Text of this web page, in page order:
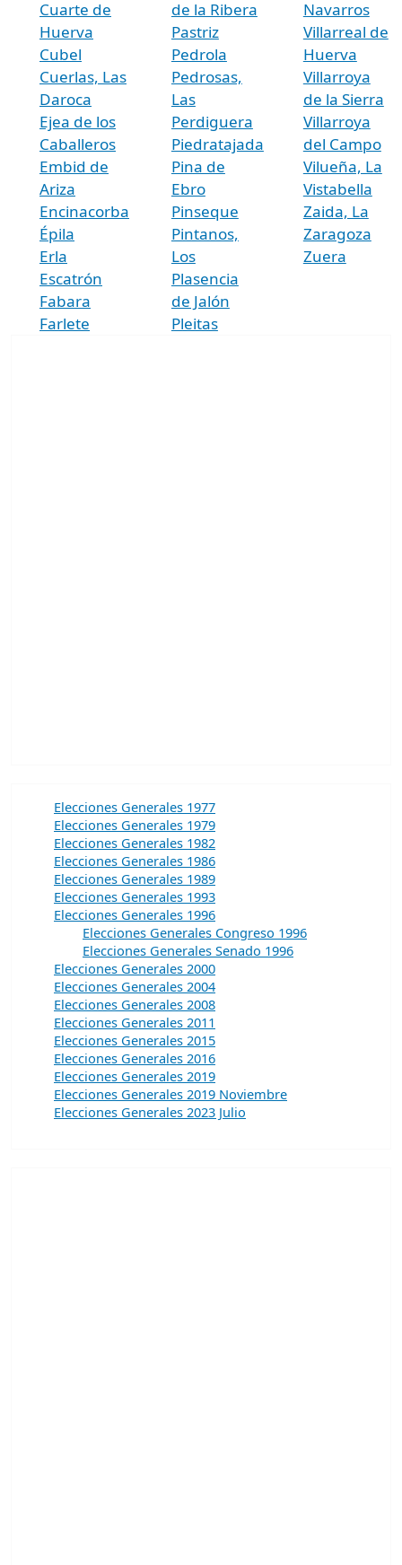
Cuarte de
Huerva
Cubel
Cuerlas, Las
Daroca
Ejea de los
Caballeros
Embid de
Ariza
Encinacorba
Épila
Erla
Escatrón
Fabara
Farlete
de la Ribera
Pastriz
Pedrola
Pedrosas,
Las
Perdiguera
Piedratajada
Pina de
Ebro
Pinseque
Pintanos,
Los
Plasencia
de Jalón
Pleitas
Navarros
Villarreal de
Huerva
Villarroya
de la Sierra
Villarroya
del Campo
Vilueña, La
Vistabella
Zaida, La
Zaragoza
Zuera
Elecciones Generales 1977
Elecciones Generales 1979
Elecciones Generales 1982
Elecciones Generales 1986
Elecciones Generales 1989
Elecciones Generales 1993
Elecciones Generales 1996
Elecciones Generales Congreso 1996
Elecciones Generales Senado 1996
Elecciones Generales 2000
Elecciones Generales 2004
Elecciones Generales 2008
Elecciones Generales 2011
Elecciones Generales 2015
Elecciones Generales 2016
Elecciones Generales 2019
Elecciones Generales 2019 Noviembre
Elecciones Generales 2023 Julio